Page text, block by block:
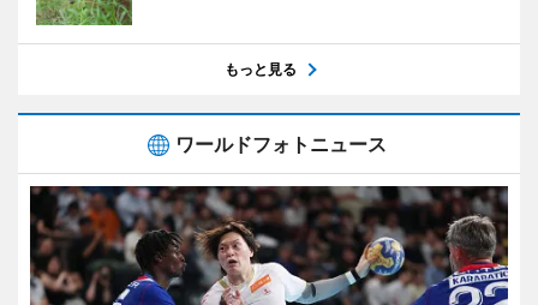
もっと見る
ワールドフォトニュース